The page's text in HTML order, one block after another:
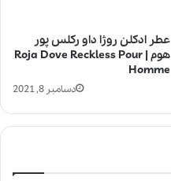
عطر ادکلن روژا داو رکلس پور
هوم | Roja Dove Reckless Pour
Homme
دسامبر 8, 2021